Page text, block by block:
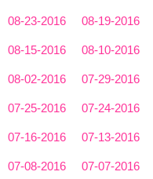
08-23-2016 08-19-2016
08-15-2016 08-10-2016
08-02-2016 07-29-2016
07-25-2016 07-24-2016
07-16-2016 07-13-2016
07-08-2016 07-07-2016